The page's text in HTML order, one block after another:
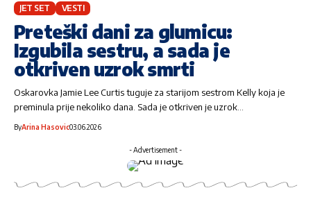
JET SET VESTI
Preteški dani za glumicu:
Izgubila sestru, a sada je
otkriven uzrok smrti
Oskarovka Jamie Lee Curtis tuguje za starijom sestrom Kelly koja je
preminula prije nekoliko dana. Sada je otkriven je uzrok…
ByArina Hasovic03.06.2026
- Advertisement -